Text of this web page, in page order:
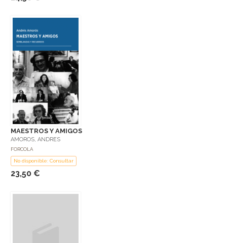
MAESTROS Y AMIGOS
AMOROS, ANDRES
FORCOLA
No disponible: Consultar
23,50 €